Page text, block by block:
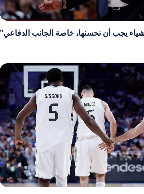
يجب أن نحسنها، خاصة الجانب الدفاعي”